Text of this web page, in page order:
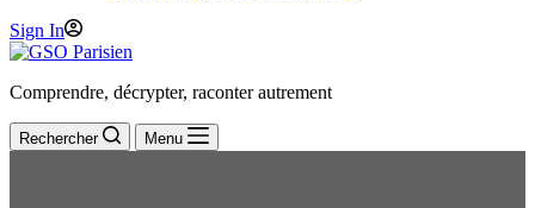
Sign In
Comprendre, décrypter, raconter autrement
Rechercher Menu